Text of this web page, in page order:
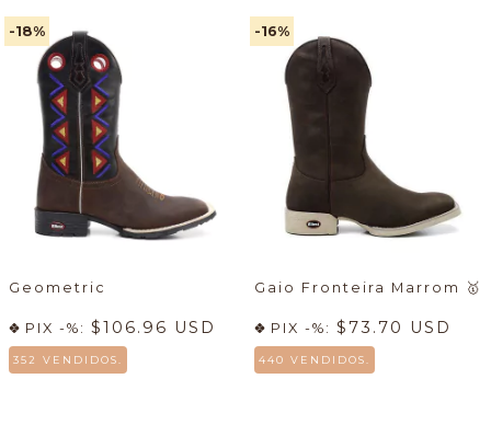
-18%
Geometric
PIX -%: $106.96 USD
352 VENDIDOS.
-16%
Gaio Fronteira Marrom 🥇
PIX -%: $73.70 USD
440 VENDIDOS.